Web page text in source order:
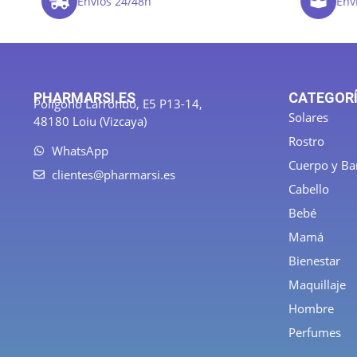
PHARMARSI.ES
Polígono Larrondo, E5 P13-14,
48180 Loiu (Vizcaya)
WhatsApp
clientes@pharmarsi.es
Solares
Rostro
Cuerpo y
Cabello
Bebé
Mamá
Bienestar
Maquillaje
Hombre
Perfumes